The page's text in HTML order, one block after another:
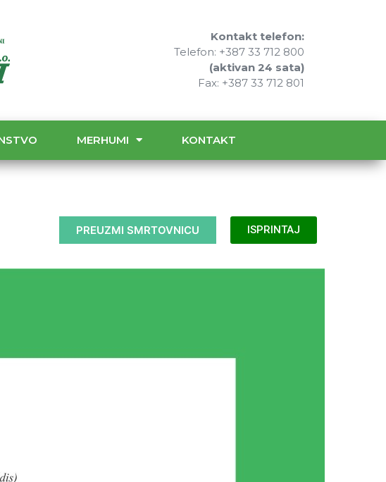
Kontakt telefon:
Telefon: +387 33 712 800
(aktivan 24 sata)
Fax: +387 33 712 801
MERHUMI KONTAKT
PREUZMI SMRTOVNICU ISPRINTAJ